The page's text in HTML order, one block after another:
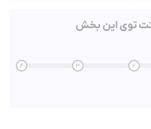
توی این بخش
2
3
4